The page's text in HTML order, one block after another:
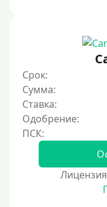
300 руб
400 руб
500 руб
1000 руб
Срок:
Сумма:
Ставка:
Одобрение: